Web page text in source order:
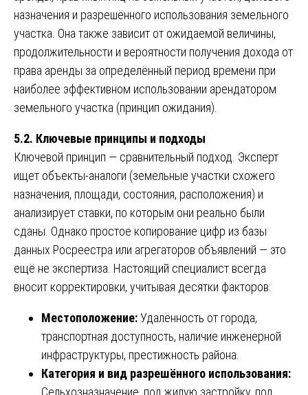
назначения и разрешённого использования земельного
участка. Она также зависит от ожидаемой величины,
продолжительности и вероятности получения дохода от
права аренды за определённый период времени при
наиболее эффективном использовании арендатором
земельного участка (принцип ожидания).
5.2. Ключевые принципы и подходы
Ключевой принцип — сравнительный подход. Эксперт
ищет объекты-аналоги (земельные участки схожего
назначения, площади, состояния, расположения) и
анализирует ставки, по которым они реально были
сданы. Однако простое копирование цифр из базы
данных Росреестра или агрегаторов объявлений — это
ещё не экспертиза. Настоящий специалист всегда
вносит корректировки, учитывая десятки факторов:
Местоположение:Удалённость от города,
транспортная доступность, наличие инженерной
инфраструктуры, престижность района.
Категория и вид разрешённого использования:
Сельхозназначение, под жилую застройку, под